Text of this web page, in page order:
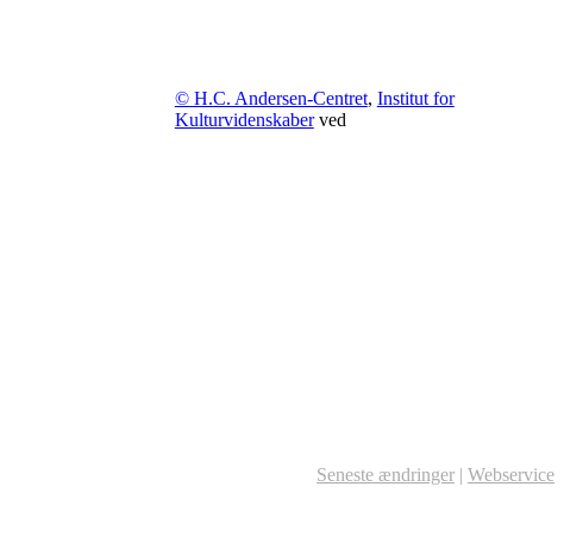
© H.C. Andersen-Centret, Institut for
Kulturvidenskaberved
Seneste ændringer | Webservice